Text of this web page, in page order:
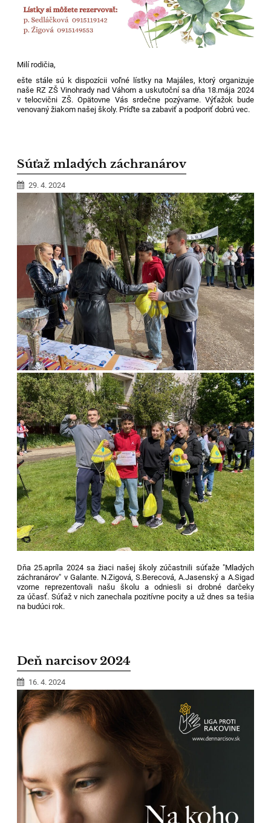
Milí rodičia,
ešte stále sú k dispozícii voľné lístky na Majáles, ktorý organizuje
naše RZ ZŠ Vinohrady nad Váhom a uskutoční sa dňa 18.mája 2024
v telocvični ZŠ. Opätovne Vás srdečne pozývame. Výťažok bude
venovaný žiakom našej školy. Príďte sa zabaviť a podporiť dobrú vec.
Súťaž mladých záchranárov
29. 4. 2024
Dňa 25.apríla 2024 sa žiaci našej školy zúčastnili súťaže "Mladých
záchranárov" v Galante. N.Zigová, S.Berecová, A.Jasenský a A.Sigad
vzorne reprezentovali našu školu a odniesli si drobné darčeky
za účasť. Súťaž v nich zanechala pozitívne pocity a už dnes sa tešia
na budúci rok.
Deň narcisov 2024
16. 4. 2024